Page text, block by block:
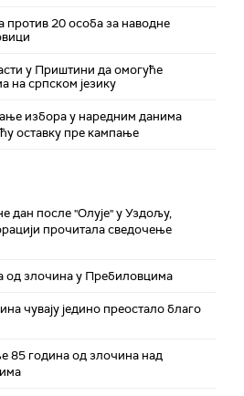
20 особа за наводне
у Приштини да омогуће
на српском језику
избора у наредним данима
оставку пре кампање
дан после "Олује" у Уздољу,
прочитала сведочење
од злочина у Пребиловцима
чувају једино преостало благо
85 година од злочина над